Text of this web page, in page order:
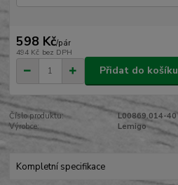
598 Kč/pár
494 Kč bez DPH
Přidat do košíku
Číslo produktu:
L00869.014-40
Výrobce:
Lemigo
Kompletní specifikace